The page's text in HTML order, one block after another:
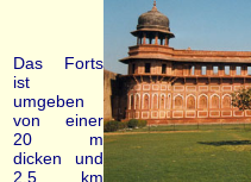
Das Forts
ist
umgeben
von einer
20 m
dicken und
2,5 km